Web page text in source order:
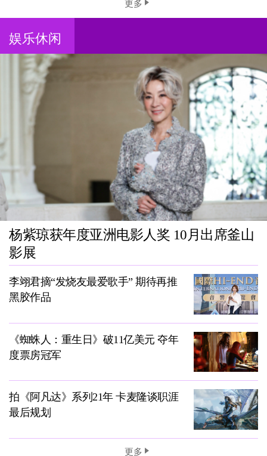
更多
娱乐休闲
杨紫琼获年度亚洲电影人奖 10月出席釜山
影展
李翊君摘“发烧友最爱歌手” 期待再推
黑胶作品
《蜘蛛人：重生日》破11亿美元 夺年
度票房冠军
拍《阿凡达》系列21年 卡麦隆谈职涯
最后规划
更多